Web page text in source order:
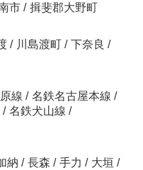
市 / 揖斐郡大野町
/ 川島渡町 / 下奈良 /
線 / 名鉄名古屋本線 /
/ 名鉄犬山線 /
納 / 長森 / 手力 / 大垣 /